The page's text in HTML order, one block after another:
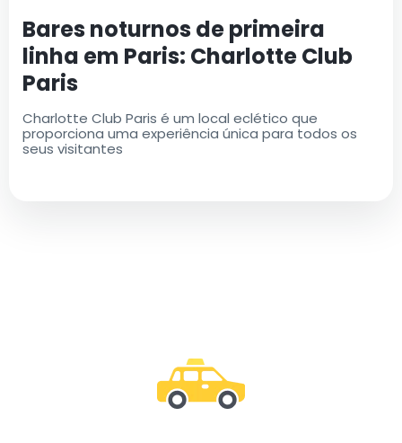
Bares noturnos de primeira
linha em Paris: Charlotte Club
Paris
Charlotte Club Paris é um local eclético que
proporciona uma experiência única para todos os
seus visitantes